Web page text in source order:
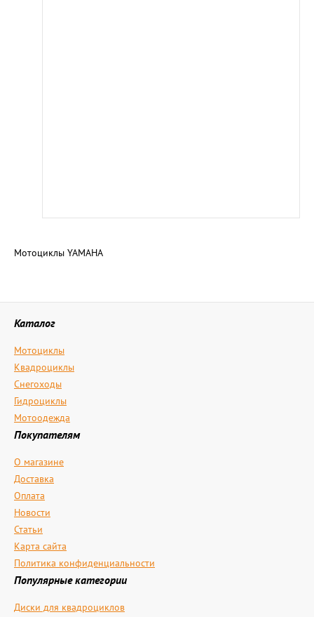
Мотоциклы YAMAHA
Каталог
Мотоциклы
Квадроциклы
Снегоходы
Гидроциклы
Мотоодежда
Покупателям
О магазине
Доставка
Оплата
Новости
Статьи
Карта сайта
Политика конфиденциальности
Популярные категории
Диски для квадроциклов